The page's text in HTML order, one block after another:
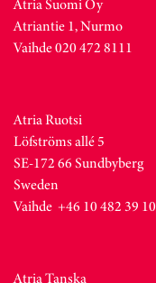
Atria Suomi Oy
Atriantie 1, Nurmo
Vaihde 020 472 8111
Atria Ruotsi
Löfströms allé 5
SE-172 66 Sundbyberg
Sweden
Vaihde +46 10 482 39 10
Atria Tanska